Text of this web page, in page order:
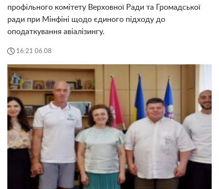
профільного комітету Верховної Ради та Громадської
ради при Мінфіні щодо єдиного підходу до
оподаткування авіалізингу.
16:21 06.08